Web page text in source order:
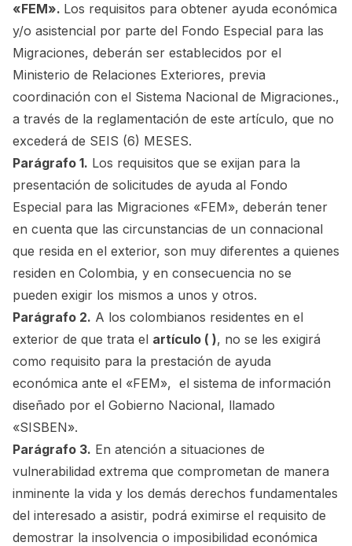
«FEM». Los requisitos para obtener ayuda económica
y/o asistencial por parte del Fondo Especial para las
Migraciones, deberán ser establecidos por el
Ministerio de Relaciones Exteriores, previa
coordinación con el Sistema Nacional de Migraciones.,
a través de la reglamentación de este artículo, que no
excederá de SEIS (6) MESES.
Parágrafo 1. Los requisitos que se exijan para la
presentación de solicitudes de ayuda al Fondo
Especial para las Migraciones «FEM», deberán tener
en cuenta que las circunstancias de un connacional
que resida en el exterior, son muy diferentes a quienes
residen en Colombia, y en consecuencia no se
pueden exigir los mismos a unos y otros.
Parágrafo 2. A los colombianos residentes en el
exterior de que trata el artículo ( ), no se les exigirá
como requisito para la prestación de ayuda
económica ante el «FEM», el sistema de información
diseñado por el Gobierno Nacional, llamado
«SISBEN».
Parágrafo 3. En atención a situaciones de
vulnerabilidad extrema que comprometan de manera
inminente la vida y los demás derechos fundamentales
del interesado a asistir, podrá eximirse el requisito de
demostrar la insolvencia o imposibilidad económica